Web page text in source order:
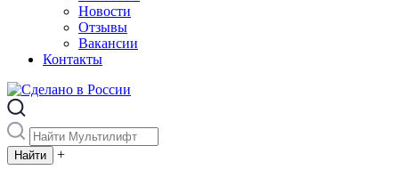
Новости
Отзывы
Вакансии
Контакты
+